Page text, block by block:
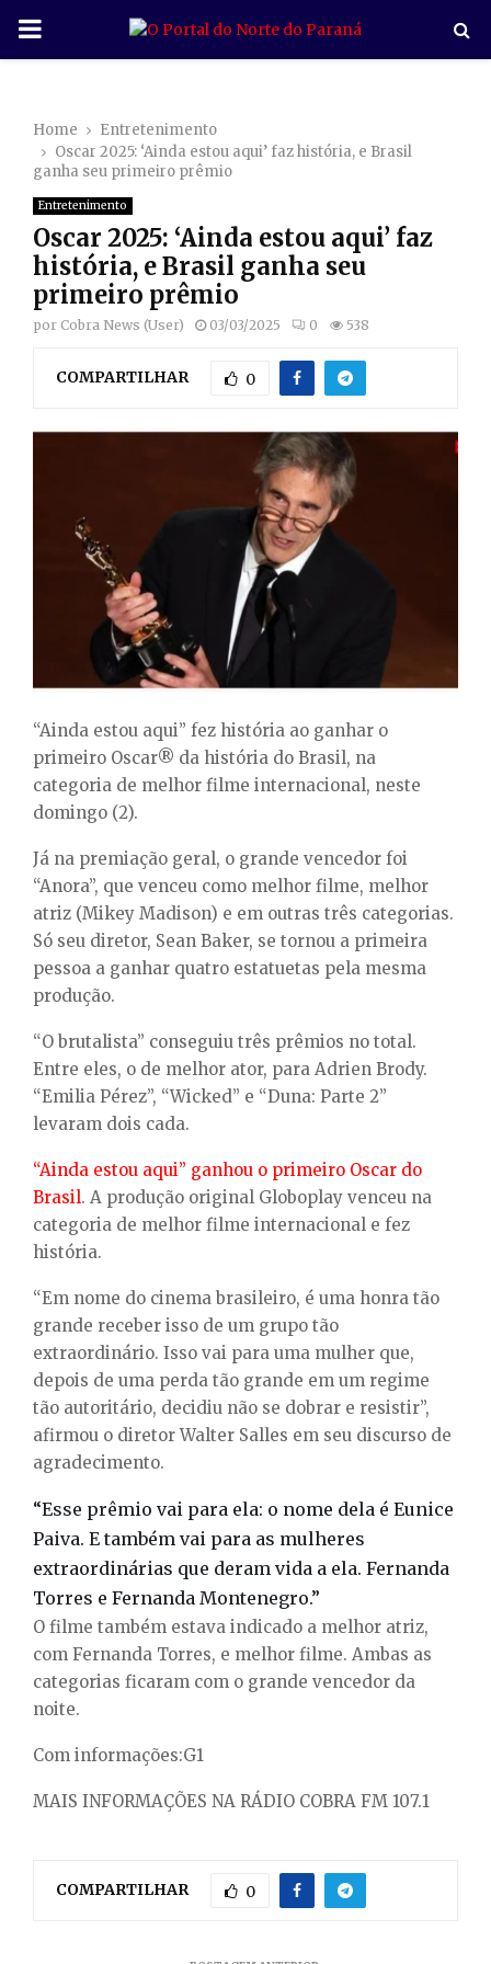
P
M
A
R
M
Home
Entretenimento
Oscar 2025: ‘Ainda estou aqui’ faz história, e Brasil
ganha seu primeiro prêmio
Entretenimento
Oscar 2025: ‘Ainda estou aqui’ faz
história, e Brasil ganha seu
primeiro prêmio
por Cobra News (User) 03/03/2025 0 538
COMPARTILHAR 0
“Ainda estou aqui” fez história ao ganhar o
primeiro Oscar® da história do Brasil, na
categoria de melhor filme internacional, neste
domingo (2).
Já na premiação geral, o grande vencedor foi
“Anora”, que venceu como melhor filme, melhor
atriz (Mikey Madison) e em outras três categorias.
Só seu diretor, Sean Baker, se tornou a primeira
pessoa a ganhar quatro estatuetas pela mesma
produção.
“O brutalista” conseguiu três prêmios no total.
Entre eles, o de melhor ator, para Adrien Brody.
“Emilia Pérez”, “Wicked” e “Duna: Parte 2”
levaram dois cada.
“Ainda estou aqui” ganhou o primeiro Oscar do
Brasil. A produção original Globoplay venceu na
categoria de melhor filme internacional e fez
história.
“Em nome do cinema brasileiro, é uma honra tão
grande receber isso de um grupo tão
extraordinário. Isso vai para uma mulher que,
depois de uma perda tão grande em um regime
tão autoritário, decidiu não se dobrar e resistir”,
afirmou o diretor Walter Salles em seu discurso de
agradecimento.
“Esse prêmio vai para ela: o nome dela é Eunice
Paiva. E também vai para as mulheres
extraordinárias que deram vida a ela. Fernanda
Torres e Fernanda Montenegro.”
O filme também estava indicado a melhor atriz,
com Fernanda Torres, e melhor filme. Ambas as
categorias ficaram com o grande vencedor da
noite.
Com informações:G1
MAIS INFORMAÇÕES NA RÁDIO COBRA FM 107.1
COMPARTILHAR 0